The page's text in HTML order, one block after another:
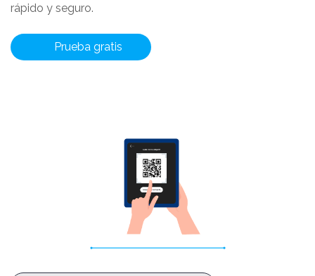
rápido y seguro.
Prueba gratis